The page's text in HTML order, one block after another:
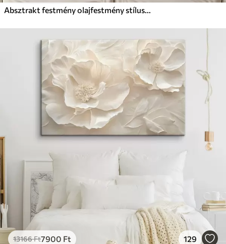
Absztrakt festmény olajfestmény stílusban
13166Ft7900 Ft 129